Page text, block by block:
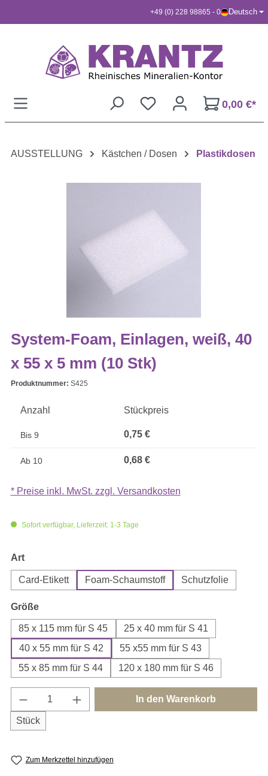
+49 (0) 228 98865 - 0 Deutsch
0,00 €*
AUSSTELLUNG Kästchen / Dosen Plastikdosen
System-Foam, Einlagen, weiß, 40
x 55 x 5 mm (10 Stk)
Produktnummer: S425
Anzahl Stückpreis
Bis 9 0,75 €
Ab 10 0,68 €
* Preise inkl. MwSt. zzgl. Versandkosten
Sofort verfügbar, Lieferzeit: 1-3 Tage
Artauswählen
Card-Etikett Foam-Schaumstoff Schutzfolie
Größeauswählen
85 x 115 mm für S 45
25 x 40 mm für S 41
40 x 55 mm für S 42
55 x55 mm für S 43
55 x 85 mm für S 44
120 x 180 mm für S 46
Produkt Anzahl: Gib den gewünschten
Stück
In den Warenkorb
Zum Merkzettel hinzufügen